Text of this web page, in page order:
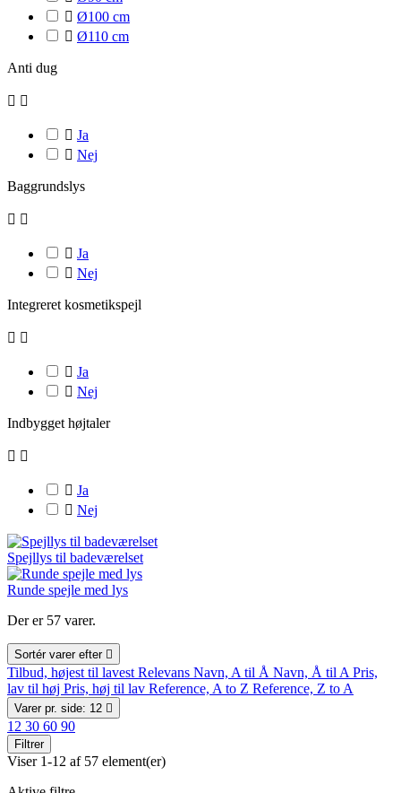
 Ø100 cm
 Ø110 cm
Anti dug
 
 Ja
 Nej
Baggrundslys
 
 Ja
 Nej
Integreret kosmetikspejl
 
 Ja
 Nej
Indbygget højtaler
 
 Ja
 Nej
Spejllys til badeværelset
Runde spejle med lys
Der er 57 varer.
Sortér varer efter 
Tilbud, højest til lavest Relevans Navn, A til Å Navn, Å til A Pris,
lav til høj Pris, høj til lav Reference, A to Z Reference, Z to A
Varer pr. side: 12 
12 30 60 90
Filtrer
Viser 1-12 af 57 element(er)